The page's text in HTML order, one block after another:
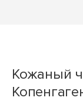
Кожаный